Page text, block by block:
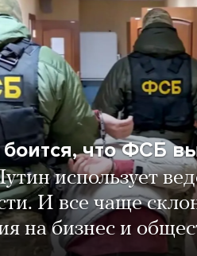
боится, что ФСБ
использует
И все чаще
на бизнес и